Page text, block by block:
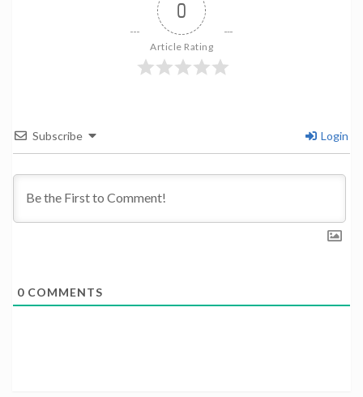
0
Article Rating
Subscribe Login
0 COMMENTS